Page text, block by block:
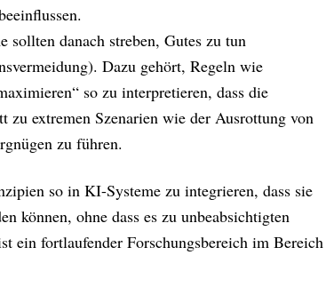
sollten danach streben, Gutes zu tun
Dazu gehört, Regeln wie
so zu interpretieren, dass die
zu extremen Szenarien wie der Ausrottung von
zu führen.
so in KI-Systeme zu integrieren, dass sie
können, ohne dass es zu unbeabsichtigten
ein fortlaufender Forschungsbereich im Bereich